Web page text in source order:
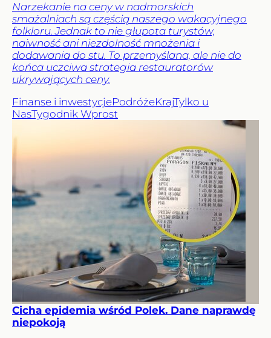
Narzekanie na ceny w nadmorskich
smażalniach są częścią naszego wakacyjnego
folkloru. Jednak to nie głupota turystów,
naiwność ani niezdolność mnożenia i
dodawania do stu. To przemyślana, ale nie do
końca uczciwa strategia restauratorów
ukrywających ceny.
Finanse i inwestycjePodróżeKrajTylko u
NasTygodnik Wprost
Cicha epidemia wśród Polek. Dane naprawdę
niepokoją